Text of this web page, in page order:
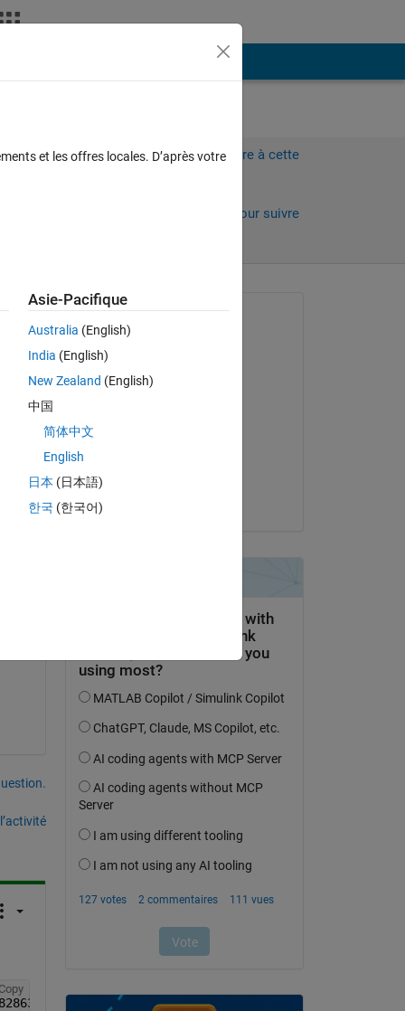
Connectez-vous pour répondre à cette
Connectez-vous pour suivre
le 12 Déc 2023
Acceptée :
et les offres locales. D’après votre
Asie-Pacifique
Australia (English)
India (English)
New Zealand (English)
中国
简体中文
English
日本 (日本語)
한국 (한국어)